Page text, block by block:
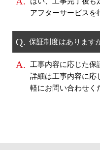
アフターサービスを
Q. 保証制度はあります
A.
工事内容に応じた保
詳細は工事内容に応
軽にお問い合わせく